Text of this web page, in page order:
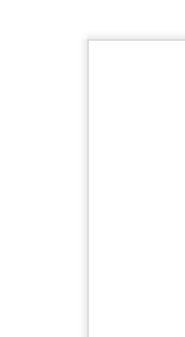
egy vasárnapon
az igét, állj elő vele
fedj, buzdíts teljes